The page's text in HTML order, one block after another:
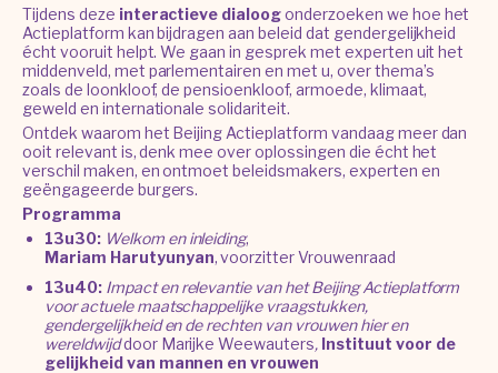
Tijdens deze interactieve dialoogonderzoeken we hoe het
Actieplatform kan bijdragen aan beleid dat gendergelijkheid
écht vooruit helpt. We gaan in gesprek met experten uit het
middenveld, met parlementairen en met u, over thema’s
zoals de loonkloof, de pensioenkloof, armoede, klimaat,
geweld en internationale solidariteit.
Ontdek waarom het Beijing Actieplatform vandaag meer dan
ooit relevant is, denk mee over oplossingen die écht het
verschil maken, en ontmoet beleidsmakers, experten en
geëngageerde burgers.
Programma
13u30: Welkom en inleiding,
Mariam Harutyunyan, voorzitter Vrouwenraad
13u40: Impact en relevantie van het Beijing Actieplatform
voor actuele maatschappelijke vraagstukken,
gendergelijkheid en de rechten van vrouwen hier en
wereldwijddoor Marijke Weewauters, Instituut voor de
gelijkheid van mannen en vrouwen